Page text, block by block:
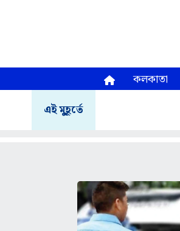
কলকাতা
এই মুহূর্তে